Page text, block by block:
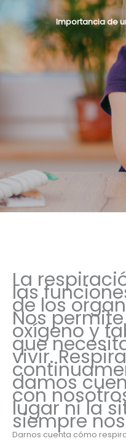
Importancia de
La
las
de los
Nos
oxígeno y
que
vivir.
damos
con
lugar ni la
siempre
Darnos cuenta cómo